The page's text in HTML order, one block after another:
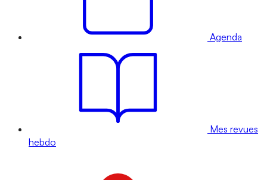
Agenda
Mes revues
hebdo